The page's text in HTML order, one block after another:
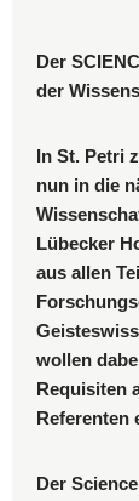
Der
der
In St. Petri
nun in die
Lübecker
aus allen
wollen
Requisiten
Referenten
Der